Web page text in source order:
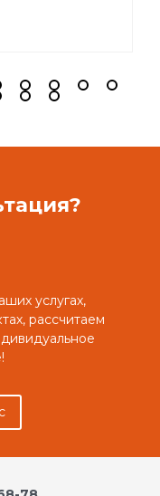
услугах,
рассчитаем